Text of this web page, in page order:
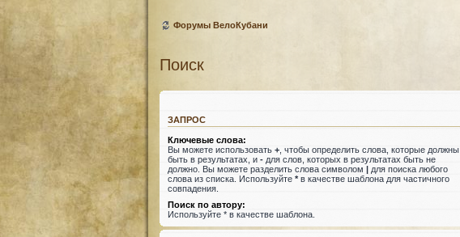
Форумы ВелоКубани
Поиск
ЗАПРОС
Ключевые слова:
Вы можете использовать + , чтобы определить слова, которые должны
быть в результатах, и - для слов, которых в результатах быть не
должно. Вы можете разделить слова символом | для поиска любого
слова из списка. Используйте *в качестве шаблона для частичного
совпадения.
Поиск по автору:
Используйте * в качестве шаблона.